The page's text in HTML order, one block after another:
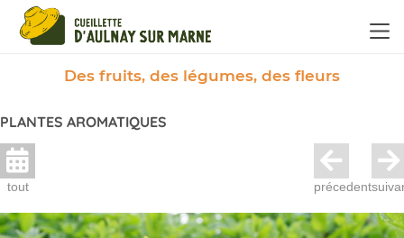
Des fruits, des légumes, des fleurs
PLANTES AROMATIQUES
tout précedent
Panneau de gestion des cookies